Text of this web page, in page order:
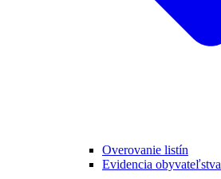
Overovanie listín
Evidencia obyvateľstva